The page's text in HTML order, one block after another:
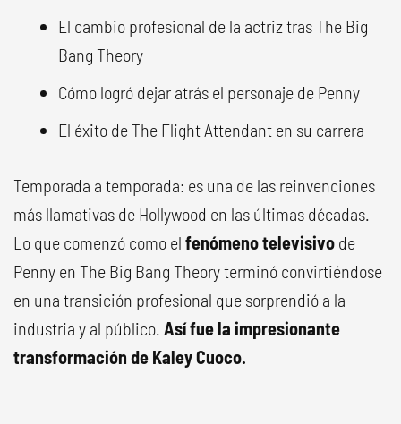
El cambio profesional de la actriz tras The Big
Bang Theory
Cómo logró dejar atrás el personaje de Penny
El éxito de The Flight Attendant en su carrera
Temporada a temporada: es una de las reinvenciones
más llamativas de Hollywood en las últimas décadas.
Lo que comenzó como el fenómeno televisivo de
Penny en The Big Bang Theory terminó convirtiéndose
en una transición profesional que sorprendió a la
industria y al público. Así fue la impresionante
transformación de Kaley Cuoco.